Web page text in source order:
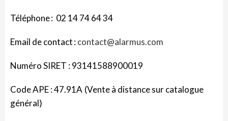
Téléphone: 02 14 74 64 34
Email de contact:contact@alarmus.com
Numéro SIRET :93141588900019
Code APE: 47.91A (Vente à distance sur catalogue
général)